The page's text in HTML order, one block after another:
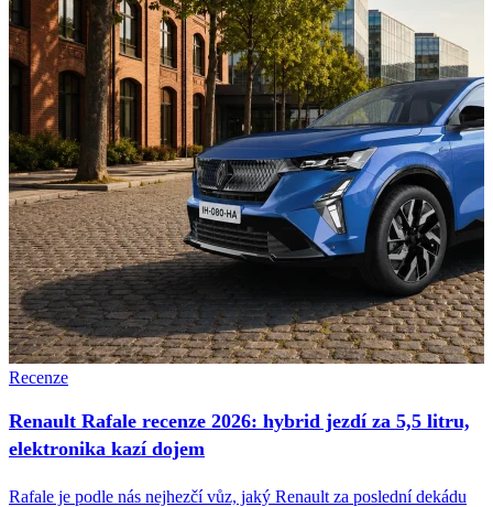
Recenze
Renault Rafale recenze 2026: hybrid jezdí za 5,5 litru,
elektronika kazí dojem
Rafale je podle nás nejhezčí vůz, jaký Renault za poslední dekádu